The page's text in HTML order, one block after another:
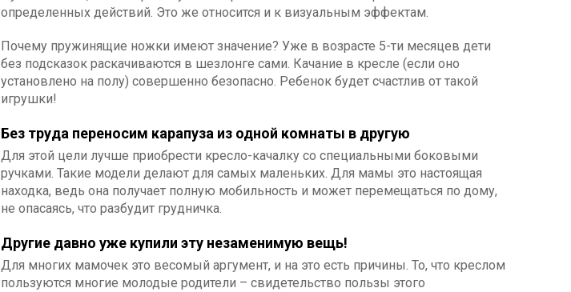
определенных действий. Это же относится и к визуальным эффектам.
Почему пружинящие ножки имеют значение? Уже в возрасте 5-ти месяцев дети
без подсказок раскачиваются в шезлонге сами. Качание в кресле (если оно
установлено на полу) совершенно безопасно. Ребенок будет счастлив от такой
игрушки!
Без труда переносим карапуза из одной комнаты в другую
Для этой цели лучше приобрести кресло-качалку со специальными боковыми
ручками. Такие модели делают для самых маленьких. Для мамы это настоящая
находка, ведь она получает полную мобильность и может перемещаться по дому,
не опасаясь, что разбудит грудничка.
Другие давно уже купили эту незаменимую вещь!
Для многих мамочек это весомый аргумент, и на это есть причины. То, что креслом
пользуются многие молодые родители – свидетельство пользы этого